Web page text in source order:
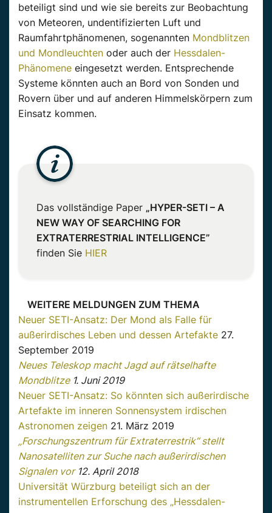
beteiligt sind und wie sie bereits zur Beobachtung
von Meteoren, undentifizierten Luft und
Raumfahrtphänomenen, sogenannten Mondblitzen
und Mondleuchten oder auch der Hessdalen-
Phänomene eingesetzt werden. Entsprechende
Systeme könnten auch an Bord von Sonden und
Rovern über und auf anderen Himmelskörpern zum
Einsatz kommen.
Das vollständige Paper „HYPER-SETI – A
NEW WAY OF SEARCHING FOR
EXTRATERRESTRIAL INTELLIGENCE”
finden Sie HIER
WEITERE MELDUNGEN ZUM THEMA
Neuer SETI-Ansatz: Der Mond als Falle für
außerirdisches Leben und dessen Artefakte 27.
September 2019
Neues Teleskop macht Jagd auf rätselhafte
Mondblitze1. Juni 2019
Neuer SETI-Ansatz: So könnten sich außerirdische
Artefakte im inneren Sonnensystem irdischen
Astronomen zeigen 21. März 2019
„Forschungszentrum für Extraterrestrik“ stellt
Nanosatelliten zur Suche nach außerirdischen
Signalen vor12. April 2018
Universität Würzburg beteiligt sich an der
instrumentellen Erforschung des „Hessdalen-